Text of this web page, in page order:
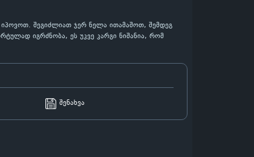
იპოვოთ. შეგიძლიათ ჯერ ნელა ითამაშოთ, შემდეგ
იგრძნობა, ეს უკვე კარგი ნიშანია, რომ
შენახვა